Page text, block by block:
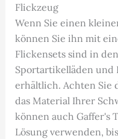
Flickzeug
Wenn Sie einen
können Sie ihn mit
Flickensets sind in
Sportartikelläden und
erhältlich. Achten Sie
das Material Ihrer
können auch Gaffer's
Lösung verwenden,